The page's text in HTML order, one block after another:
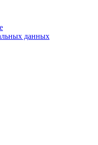
данных